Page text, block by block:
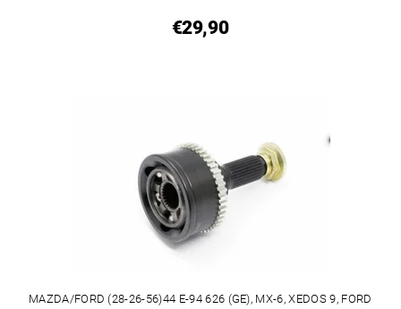
€29,90
MAZDA/FORD (28-26-56)44 E-94 626 (GE), MX-6, XEDOS 9, FORD